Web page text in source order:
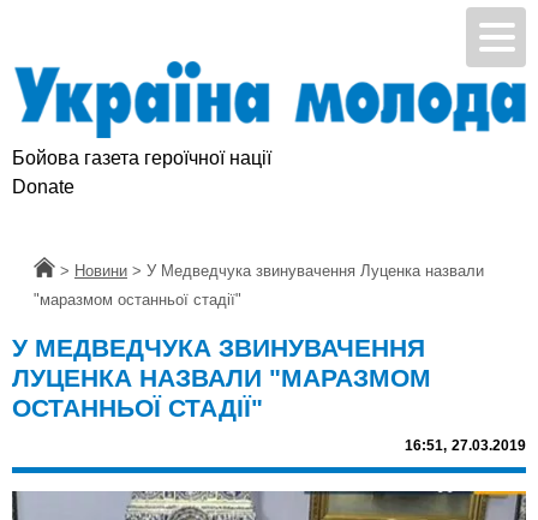
Бойова газета героїчної нації
Donate
Головна
> Новини > У Медведчука звинувачення Луценка назвали
"маразмом останньої стадії"
У МЕДВЕДЧУКА ЗВИНУВАЧЕННЯ
ЛУЦЕНКА НАЗВАЛИ "МАРАЗМОМ
ОСТАННЬОЇ СТАДІЇ"
16:51, 27.03.2019